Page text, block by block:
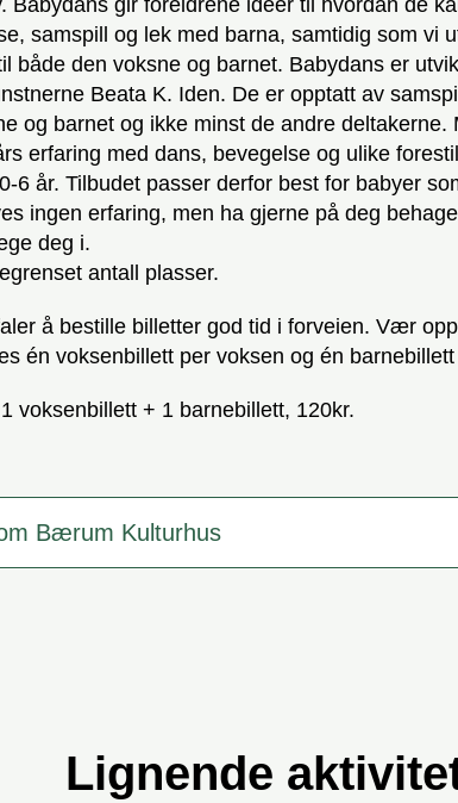
Babydans gir foreldrene ideer til hvordan de
samspill og lek med barna, samtidig som vi
både den voksne og barnet. Babydans er
Beata K. Iden. De er opptatt av
og barnet og ikke minst de andre deltakerne.
erfaring med dans, bevegelse og ulike
6 år. Tilbudet passer derfor best for babyer
ingen erfaring, men ha gjerne på deg
deg i.
antall plasser.
å bestille billetter god tid i forveien. Vær
én voksenbillett per voksen og én
voksenbillett + 1 barnebillett, 120kr.
Bærum Kulturhus
Lignende